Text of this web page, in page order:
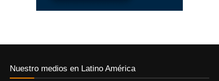
Nuestro medios en Latino América